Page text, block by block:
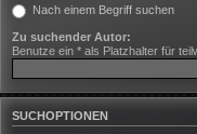
Nach einem Begriff suchen
Zu suchender Autor:
Benutze ein * als Platzhalter für
SUCHOPTIONEN